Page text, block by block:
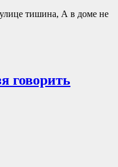
тишина, А в доме не
говорить